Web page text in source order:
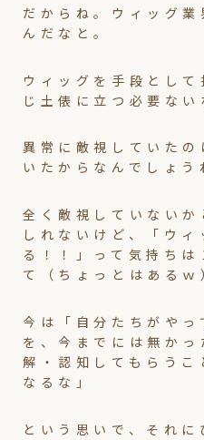
だからね。ウィッグ
んだなと。
ウィッグを手段として
じ土俵に立つ必要ない
異常に敵視していたの
いたからなんでしょう
全く敵視していないか
しれないけど、「ウ
る！！」って気持ちは
て（ちょっとはあるｗ
今は「自分たちがやっ
を、今までには無かっ
解・認知してもらうこ
なるな」
という思いで、それに